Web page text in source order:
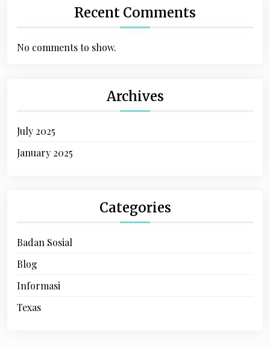
Recent Comments
No comments to show.
Archives
July 2025
January 2025
Categories
Badan Sosial
Blog
Informasi
Texas